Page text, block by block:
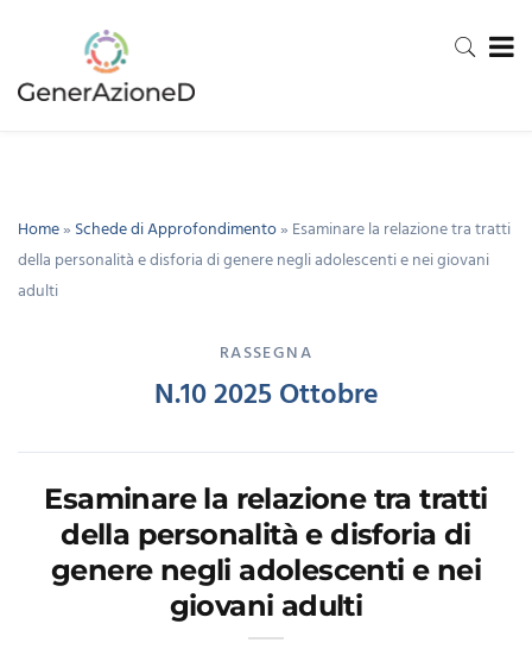
Home» Schede di Approfondimento» Esaminare la relazione tra tratti
della personalità e disforia di genere negli adolescenti e nei giovani
adulti
RASSEGNA
N.10 2025 Ottobre
Esaminare la relazione tra tratti
della personalità e disforia di
genere negli adolescenti e nei
giovani adulti